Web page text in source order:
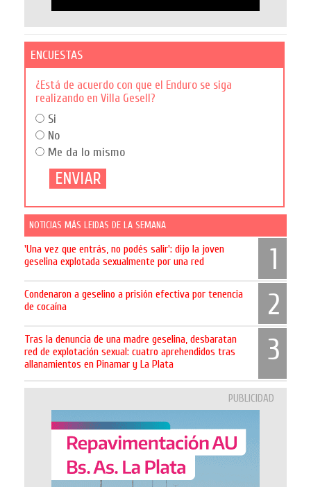
ENCUESTAS
¿Está de acuerdo con que el Enduro se siga
realizando en Villa Gesell?
Si
No
Me da lo mismo
NOTICIAS MÁS LEIDAS DE LA SEMANA
'Una vez que entrás, no podés salir': dijo la joven
geselina explotada sexualmente por una red
1
Condenaron a geselino a prisión efectiva por tenencia
de cocaína
2
Tras la denuncia de una madre geselina, desbaratan
red de explotación sexual: cuatro aprehendidos tras
allanamientos en Pinamar y La Plata
3
PUBLICIDAD